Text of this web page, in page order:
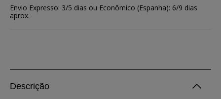
Envio Expresso: 3/5 dias ou Econômico (Espanha): 6/9 dias
aprox.
Descrição